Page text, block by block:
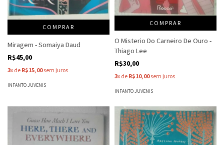
COMPRAR
Miragem - Somaiya Daud
R$45,00
3x de R$15,00sem juros
INFANTO JUVENIS
COMPRAR
O Misterio Do Carneiro De Ouro -
Thiago Lee
R$30,00
3x de R$10,00sem juros
INFANTO JUVENIS